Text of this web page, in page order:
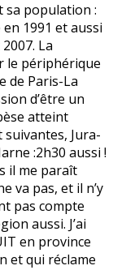
sa population :
1991 et aussi
La
le périphérique
de Paris-La
d’être un
atteint
suivantes, Jura-
:2h30 aussi !
il me paraît
va pas, et il n’y
pas compte
aussi. J’ai
en province
et qui réclame